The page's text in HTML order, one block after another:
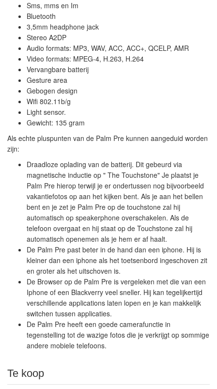
Sms, mms en Im
Bluetooth
3,5mm headphone jack
Stereo A2DP
Audio formats: MP3, WAV, ACC, ACC+, QCELP, AMR
Video formats: MPEG-4, H.263, H.264
Vervangbare batterij
Gesture area
Gebogen design
Wifi 802.11b/g
Light sensor.
Gewicht: 135 gram
Als echte pluspunten van de Palm Pre kunnen aangeduid worden
zijn:
Draadloze oplading van de batterij. Dit gebeurd via
magnetische inductie op " The Touchstone" Je plaatst je
Palm Pre hierop terwijl je er ondertussen nog bijvoorbeeld
vakantiefotos op aan het kijken bent. Als je aan het bellen
bent en je zet je Palm Pre op de touchstone zal hij
automatisch op speakerphone overschakelen. Als de
telefoon overgaat en hij staat op de Touchstone zal hij
automatisch openemen als je hem er af haalt.
De Palm Pre past beter in de hand dan een iphone. Hij is
kleiner dan een iphone als het toetsenbord ingeschoven zit
en groter als het uitschoven is.
De Browser op de Palm Pre is vergeleken met die van een
Iphone of een Blackverry veel sneller. Hij kan tegelijkertijd
verschillende applications laten lopen en je kan makkelijk
switchen tussen applicaties.
De Palm Pre heeft een goede camerafunctie in
tegenstelling tot de wazige fotos die je verkrijgt op sommige
andere mobiele telefoons.
Te koop